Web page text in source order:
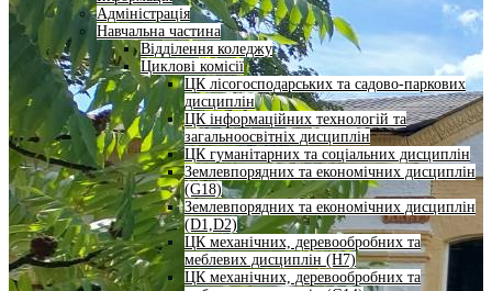
Адміністрація
Навчальна частина
Відділення коледжу
Циклові комісії
ЦК лісогосподарських та садово-паркових
дисциплін
ЦК інформаційних технологій та
загальноосвітніх дисциплін
ЦК гуманітарних та соціальних дисциплін
Землевпорядних та економічних дисциплін
(G18)
Землевпорядних та економічних дисциплін
(D1,D2)
ЦК механічних, деревообробних та
меблевих дисциплін (H7)
ЦК механічних, деревообробних та